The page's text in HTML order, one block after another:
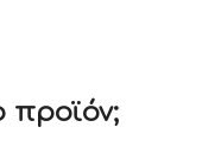
προϊόν;